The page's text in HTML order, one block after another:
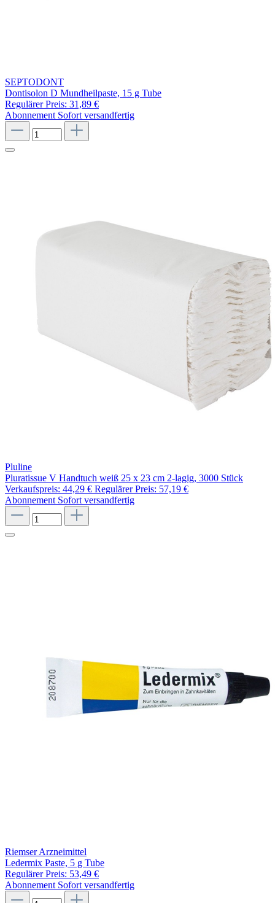
SEPTODONT
Dontisolon D Mundheilpaste, 15 g Tube
Regulärer Preis: 31,89 €
Abonnement Sofort versandfertig
Pluline
Pluratissue V Handtuch weiß 25 x 23 cm 2-lagig, 3000 Stück
Verkaufspreis: 44,29 € Regulärer Preis: 57,19 €
Abonnement Sofort versandfertig
Riemser Arzneimittel
Ledermix Paste, 5 g Tube
Regulärer Preis: 53,49 €
Abonnement Sofort versandfertig